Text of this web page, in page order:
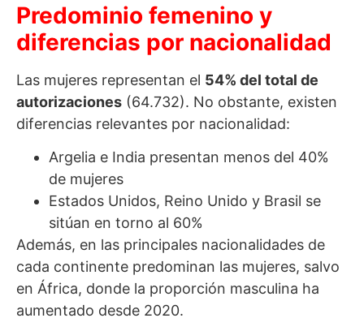
Predominio femenino y
diferencias por nacionalidad
Las mujeres representan el 54% del total de
autorizaciones (64.732). No obstante, existen
diferencias relevantes por nacionalidad:
Argelia e India presentan menos del 40%
de mujeres
Estados Unidos, Reino Unido y Brasil se
sitúan en torno al 60%
Además, en las principales nacionalidades de
cada continente predominan las mujeres, salvo
en África, donde la proporción masculina ha
aumentado desde 2020.